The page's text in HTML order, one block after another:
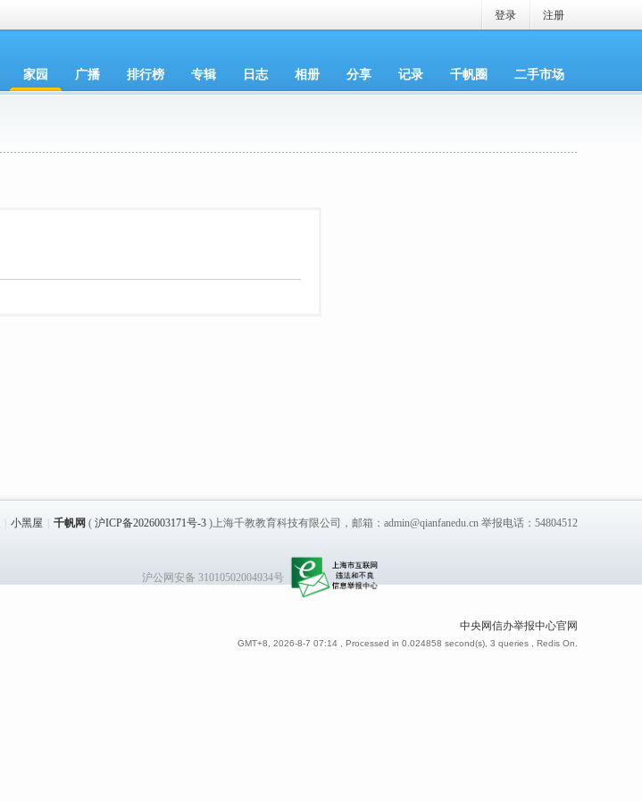
登录 注册
家园 广播 排行榜 专辑 日志 相册 分享 记录 千帆圈 二手市场
小黑屋 千帆网 ( 沪ICP备2026003171号-3 )上海千教教育科技有限公司，邮箱：admin@qianfanedu.cn 举报电话：54804512
沪公网安备 31010502004934号
中央网信办举报中心官网
GMT+8, 2026-8-7 07:14 , Processed in 0.024858 second(s), 3 queries , Redis On.